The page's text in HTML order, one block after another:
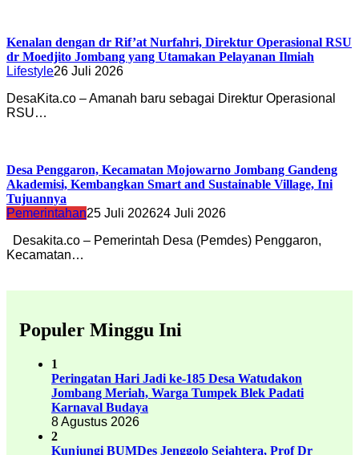
Kenalan dengan dr Rif’at Nurfahri, Direktur Operasional RSU
dr Moedjito Jombang yang Utamakan Pelayanan Ilmiah
Lifestyle26 Juli 2026
DesaKita.co – Amanah baru sebagai Direktur Operasional
RSU…
Desa Penggaron, Kecamatan Mojowarno Jombang Gandeng
Akademisi, Kembangkan Smart and Sustainable Village, Ini
Tujuannya
Pemerintahan25 Juli 202624 Juli 2026
Desakita.co – Pemerintah Desa (Pemdes) Penggaron,
Kecamatan…
Populer Minggu Ini
1
Peringatan Hari Jadi ke-185 Desa Watudakon
Jombang Meriah, Warga Tumpek Blek Padati
Karnaval Budaya
8 Agustus 2026
2
Kunjungi BUMDes Jenggolo Sejahtera, Prof Dr